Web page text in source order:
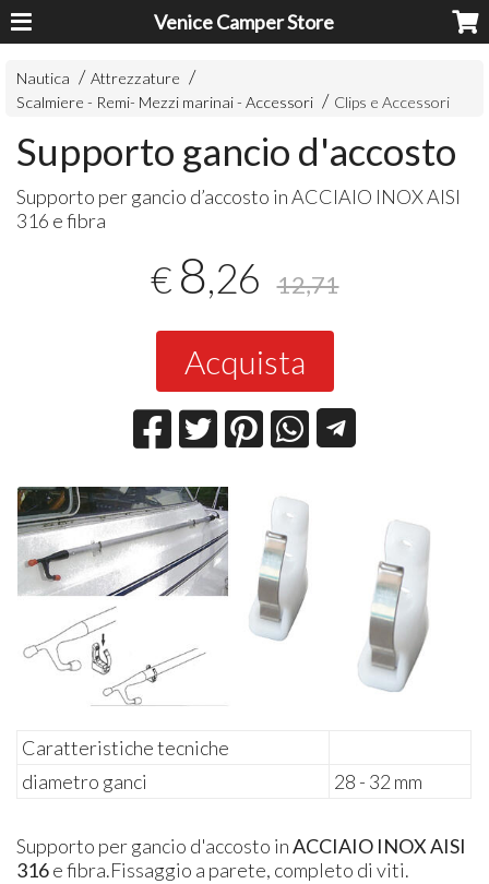
Venice Camper Store
Nautica
Attrezzature
Scalmiere - Remi- Mezzi marinai - Accessori
Clips e Accessori
Supporto gancio d'accosto
Supporto per gancio d’accosto inACCIAIO INOXAISI
316 e fibra
€ 8,26 12,71
Acquista
Caratteristiche tecniche
diametro ganci
28 - 32 mm
Supporto per gancio d'accosto inACCIAIO INOX AISI
316e fibra.Fissaggio a parete, completo di viti.